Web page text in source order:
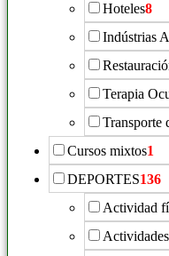
Hoteles8
Indústrias
Terapia
Transporte
Cursos mixtos1
DEPORTES136
Actividad